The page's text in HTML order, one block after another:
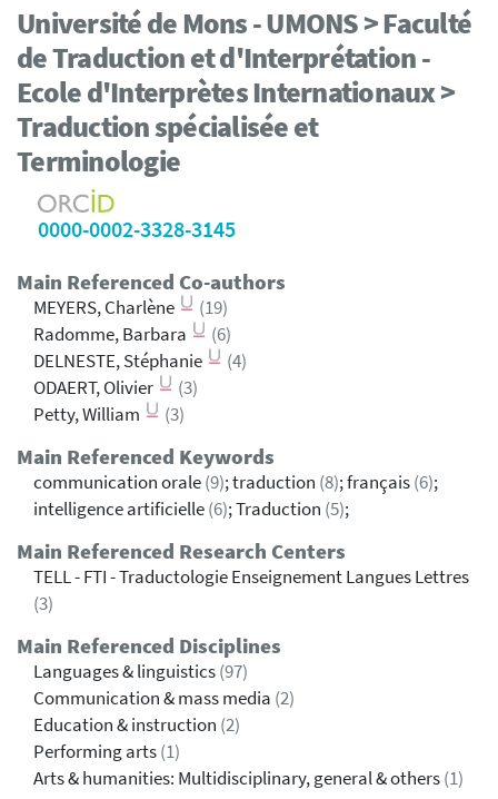
Université de Mons - UMONS > Faculté
de Traduction et d'Interprétation -
Ecole d'Interprètes Internationaux >
Traduction spécialisée et
Terminologie
0000-0002-3328-3145
Main Referenced Co-authors
MEYERS, Charlène
(19)
Radomme, Barbara
(6)
DELNESTE, Stéphanie
(4)
ODAERT, Olivier
(3)
Petty, William
(3)
Main Referenced Keywords
communication orale(9); traduction (8); français(6);
intelligence artificielle(6); Traduction (5);
Main Referenced Research Centers
TELL - FTI - Traductologie Enseignement Langues Lettres
(3)
Main Referenced Disciplines
Languages & linguistics(97)
Communication & mass media (2)
Education & instruction (2)
Performing arts(1)
Arts & humanities: Multidisciplinary, general & others(1)